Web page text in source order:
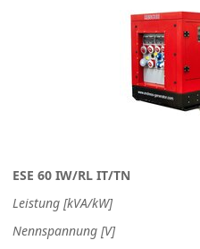
ESE 60 IW/RL IT/TN
Leistung [kVA/kW]
Nennspannung [V]